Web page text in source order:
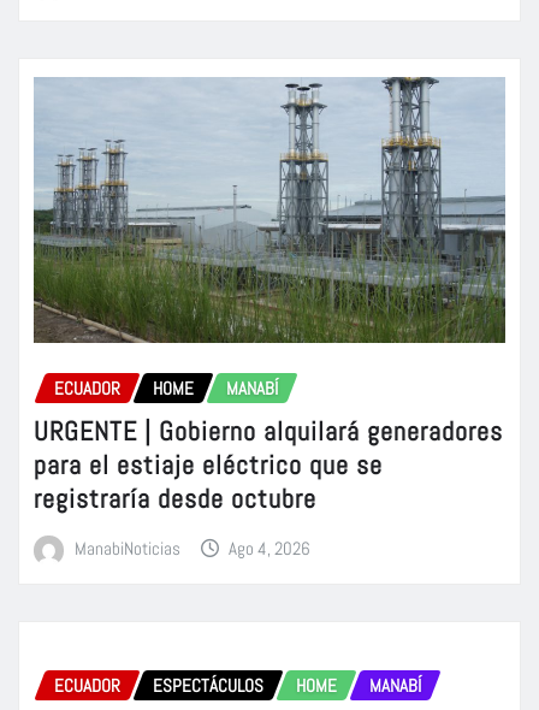
ECUADOR HOME MANABÍ
URGENTE | Gobierno alquilará generadores
para el estiaje eléctrico que se
registraría desde octubre
ManabiNoticias Ago 4, 2026
ECUADOR ESPECTÁCULOS HOME MANABÍ